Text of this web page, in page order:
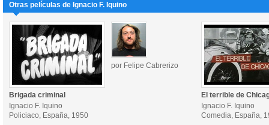
Otras películas de Ignacio F. Iquino
por Felipe Cabrerizo
Brigada criminal
Ignacio F. Iquino
Policiaco, España, 1950
El terrible de
Ignacio F. Iquino
Comedia, España,